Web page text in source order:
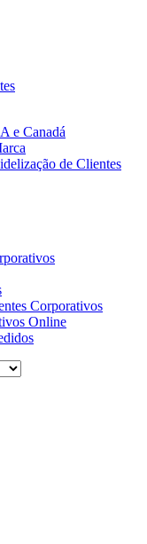
e Canadá
de Clientes
Corporativos
Online